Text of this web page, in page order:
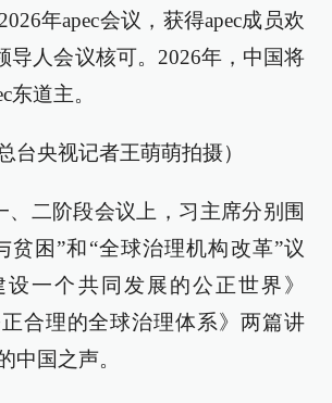
年apec会议，获得apec成员欢
导人会议核可。2026年，中国将
东道主。
台央视记者王萌萌拍摄）
、二阶段会议上，习主席分别围
贫困”和“全球治理机构改革”议
一个共同发展的公正世界》
正合理的全球治理体系》两篇讲
中国之声。